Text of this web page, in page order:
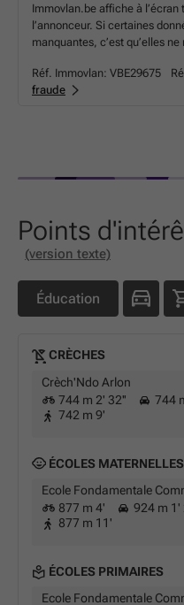
Immovlan.be affiche à
l’annonceur. Si certaines
manquantes, c’est qu’elles
Réf. Immovlan: VBE29675
fraude
Points
(version texte)
Éducation
CRÈCHES
Crèch'Ndo Arlon
744 m 2' 32''
744
742 m 9'
ÉCOLES MATERNELLES
Ecole Fondamentale
877 m 4'
924 m 1'
877 m 11'
ÉCOLES PRIMAIRES
Ecole Fondamentale